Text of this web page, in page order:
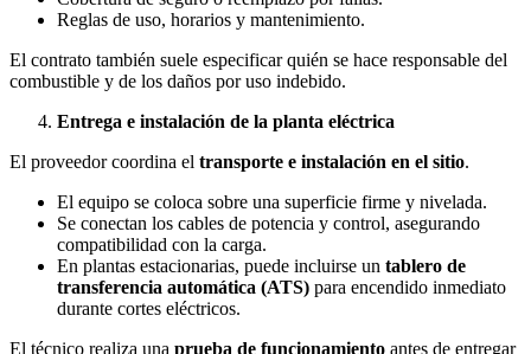
Reglas de uso, horarios y mantenimiento.
El contrato también suele especificar quién se hace responsable del
combustible y de los daños por uso indebido.
Entrega e instalación de la planta eléctrica
El proveedor coordina el transporte e instalación en el sitio.
El equipo se coloca sobre una superficie firme y nivelada.
Se conectan los cables de potencia y control, asegurando
compatibilidad con la carga.
En plantas estacionarias, puede incluirse un tablero de
transferencia automática (ATS) para encendido inmediato
durante cortes eléctricos.
El técnico realiza una prueba de funcionamiento antes de entregar